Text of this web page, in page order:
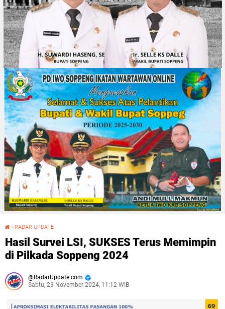
› RADAR UPDATE
Hasil Survei LSI, SUKSES Terus Memimpin
di Pilkada Soppeng 2024
RadarUpdate.com
Sabtu, 23 November 2024, 11:12 WIB